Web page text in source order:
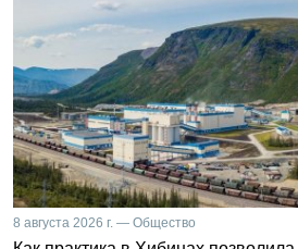
8 августа 2026 г. — Общество